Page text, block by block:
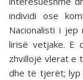
individi ose
Nacionalisti i
lirisë vetjake. E
zhvillojë vlerat e
dhe të tjerët;